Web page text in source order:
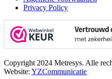
Privacy Policy
Copyright 2024 Metresys. Alle
Website: YZCommunicatie